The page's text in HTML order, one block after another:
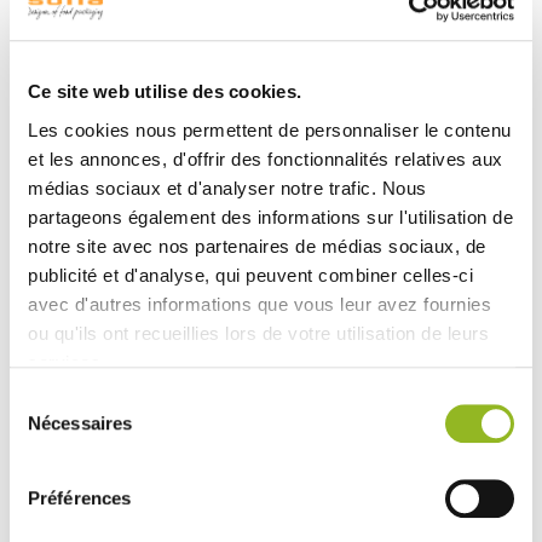
Ce site web utilise des cookies.
Les cookies nous permettent de personnaliser le contenu
et les annonces, d'offrir des fonctionnalités relatives aux
médias sociaux et d'analyser notre trafic. Nous
partageons également des informations sur l'utilisation de
notre site avec nos partenaires de médias sociaux, de
publicité et d'analyse, qui peuvent combiner celles-ci
avec d'autres informations que vous leur avez fournies
ou qu'ils ont recueillies lors de votre utilisation de leurs
Nécessaires
Préférences
- Plateaux : 39x29 cm, 40x15 cm. (couvercles vendus
séparément)
argenté
En plastique (PS).
Résistant de -18°C à +70°C.
Ne pas réchauffer au four ni au four à micro-ondes.
A usage unique.
Produits associés